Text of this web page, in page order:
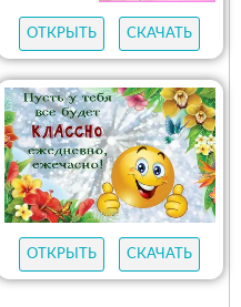
ОТКРЫТЬ СКАЧАТЬ
ОТКРЫТЬ СКАЧАТЬ